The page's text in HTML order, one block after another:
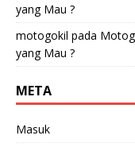
yang Mau ?
motogokil pada
yang Mau ?
META
Masuk